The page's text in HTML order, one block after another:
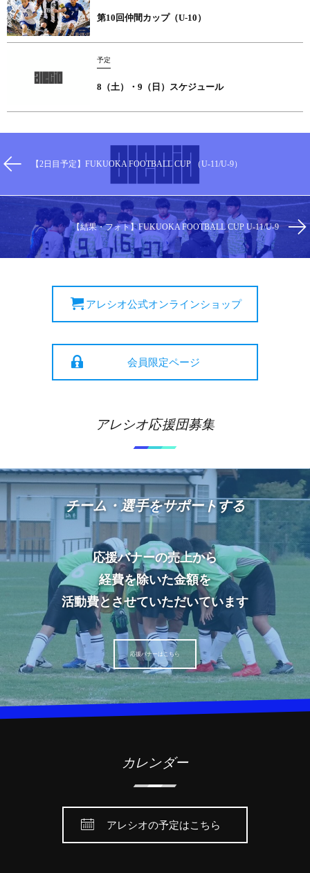
第10回仲間カップ（U-10）
予定
8（土）・9（日）スケジュール
【2日目予定】FUKUOKA FOOTBALL CUP （U-11/U-9）
【結果・フォト】FUKUOKA FOOTBALL CUP U-11/U-9
アレシオ公式オンラインショップ
会員限定ページ
アレシオ応援団募集
チーム・選手をサポートする
応援バナーの売上から
経費を除いた金額を
活動費とさせていただいています
応援バナーはこちら
カレンダー
アレシオの予定はこちら